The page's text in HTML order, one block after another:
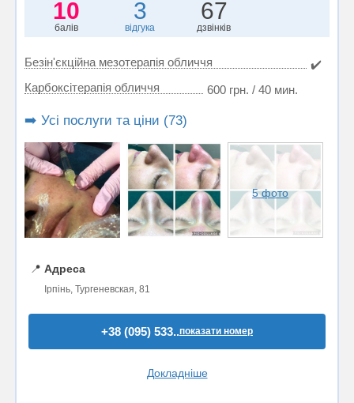
10
балів
3
відгука
67
дзвінків
Безін'єкційна мезотерапія обличчя
✔️
Карбоксітерапія обличчя
600 грн. / 40 мин.
➡️ Усі послуги та ціни (73)
5 фото
📍 Адреса
Ірпінь, Тургеневская, 81
+38 (095) 533..показати номер
Докладніше